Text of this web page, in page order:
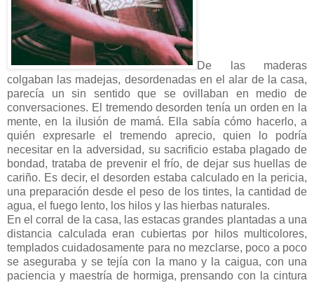
De las maderas
colgaban las madejas, desordenadas en el alar de la casa,
parecía un sin sentido que se ovillaban en medio de
conversaciones. El tremendo desorden tenía un orden en la
mente, en la ilusión de mamá. Ella sabía cómo hacerlo, a
quién expresarle el tremendo aprecio, quien lo podría
necesitar en la adversidad, su sacrificio estaba plagado de
bondad, trataba de prevenir el frío, de dejar sus huellas de
cariño. Es decir, el desorden estaba calculado en la pericia,
una preparación desde el peso de los tintes, la cantidad de
agua, el fuego lento, los hilos y las hierbas naturales.
En el corral de la casa, las estacas grandes plantadas a una
distancia calculada eran cubiertas por hilos multicolores,
templados cuidadosamente para no mezclarse, poco a poco
se aseguraba y se tejía con la mano y la caigua, con una
paciencia y maestría de hormiga, prensando con la cintura